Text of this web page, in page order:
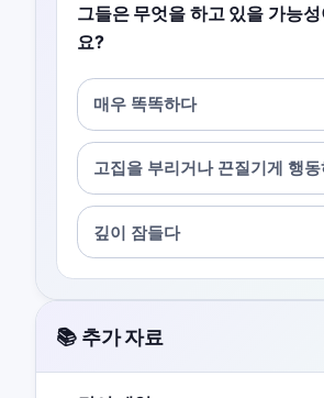
그들은 무엇을 하고 있을 가능
요?
매우 똑똑하다
고집을 부리거나 끈질기게 행
깊이 잠들다
📚 추가 자료